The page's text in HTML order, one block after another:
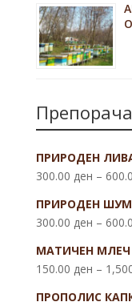
ПРИРОДЕН
300.00 ден –
ПРИРОДЕН
300.00 ден –
МАТИЧЕН МЛЕЧ
150.00 ден –
ПРОПОЛИС